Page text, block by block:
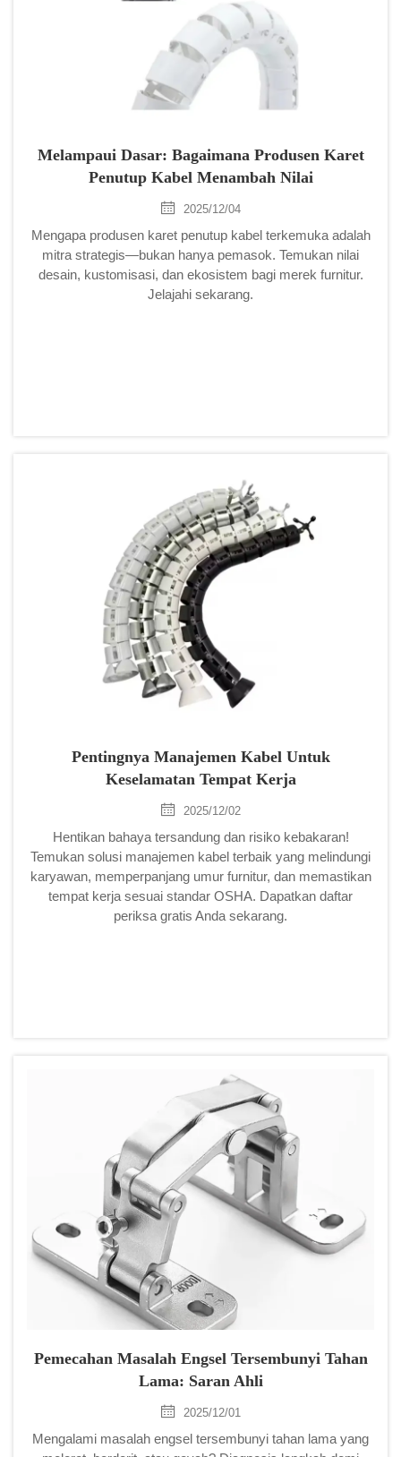
Melampaui Dasar: Bagaimana Produsen Karet
Penutup Kabel Menambah Nilai
2025/12/04
Mengapa produsen karet penutup kabel terkemuka adalah
mitra strategis—bukan hanya pemasok. Temukan nilai
desain, kustomisasi, dan ekosistem bagi merek furnitur.
Jelajahi sekarang.
Pentingnya Manajemen Kabel Untuk
Keselamatan Tempat Kerja
2025/12/02
Hentikan bahaya tersandung dan risiko kebakaran!
Temukan solusi manajemen kabel terbaik yang melindungi
karyawan, memperpanjang umur furnitur, dan memastikan
tempat kerja sesuai standar OSHA. Dapatkan daftar
periksa gratis Anda sekarang.
Pemecahan Masalah Engsel Tersembunyi Tahan
Lama: Saran Ahli
2025/12/01
Mengalami masalah engsel tersembunyi tahan lama yang